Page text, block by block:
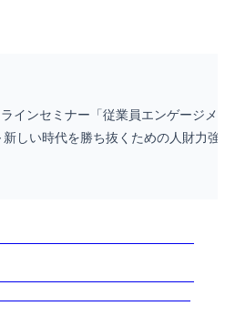
インセミナー「従業員エンゲージメ
しい時代を勝ち抜くための人財力強